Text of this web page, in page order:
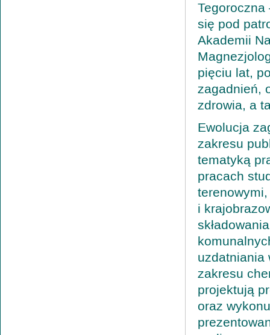
Tegoroczna
się pod
Akademii
pięciu lat,
zagadnień,
zdrowia, a
Ewolucja
zakresu
tematyką
pracach
i
uzdatniania
zakresu
projektują
oraz